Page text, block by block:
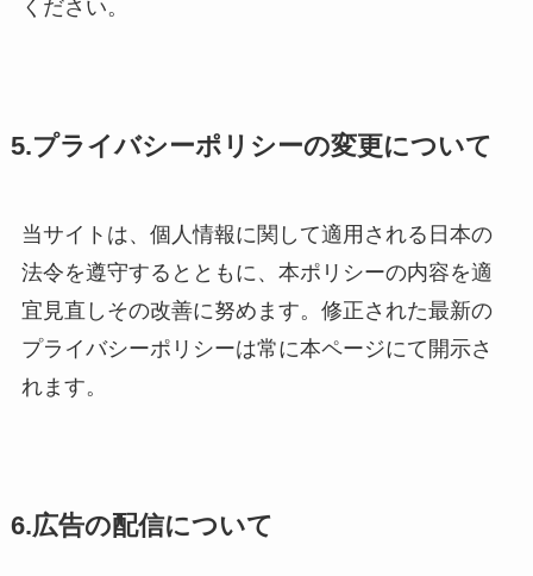
ください。
5.プライバシーポリシーの変更について
当サイトは、個人情報に関して適用される日本の
法令を遵守するとともに、本ポリシーの内容を適
宜見直しその改善に努めます。修正された最新の
プライバシーポリシーは常に本ページにて開示さ
れます。
6.広告の配信について